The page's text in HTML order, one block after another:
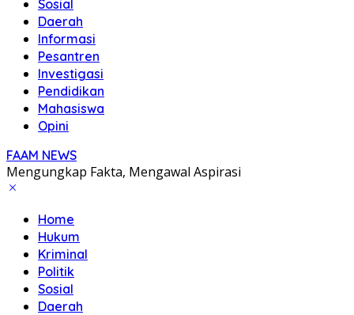
Sosial
Daerah
Informasi
Pesantren
Investigasi
Pendidikan
Mahasiswa
Opini
FAAM NEWS
Mengungkap Fakta, Mengawal Aspirasi
Home
Hukum
Kriminal
Politik
Sosial
Daerah